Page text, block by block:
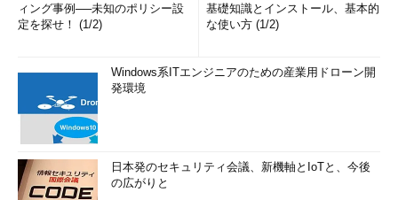
ィング事例──未知のポリシー設
定を探せ！ (1/2)
基礎知識とインストール、基本的
な使い方 (1/2)
Windows系ITエンジニアのための産業用ドローン開
発環境
日本発のセキュリティ会議、新機軸とIoTと、今後
の広がりと